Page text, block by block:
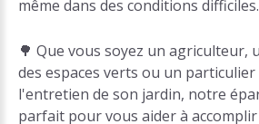
même dans des conditions difficiles.
🌳 Que vous soyez un agriculteur,
des espaces verts ou un particulier
l'entretien de son jardin, notre
parfait pour vous aider à